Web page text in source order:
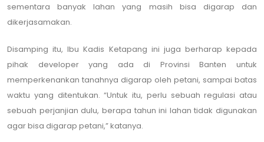
sementara banyak lahan yang masih bisa digarap dan
dikerjasamakan.
Disamping itu, Ibu Kadis Ketapang ini juga berharap kepada
pihak developer yang ada di Provinsi Banten untuk
memperkenankan tanahnya digarap oleh petani, sampai batas
waktu yang ditentukan. “Untuk itu, perlu sebuah regulasi atau
sebuah perjanjian dulu, berapa tahun ini lahan tidak digunakan
agar bisa digarap petani,” katanya.